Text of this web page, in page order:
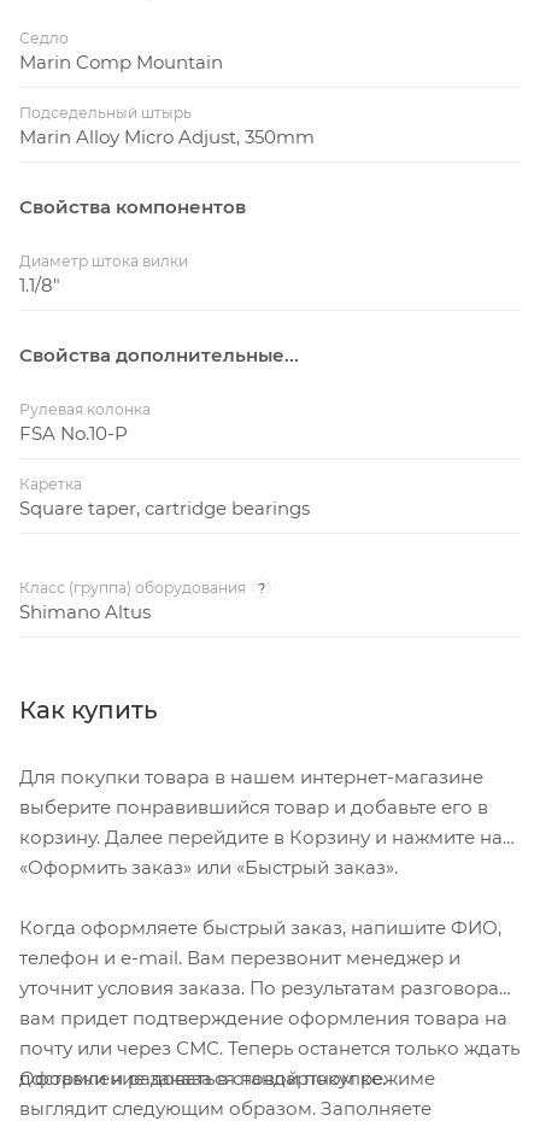
Седло
Marin Comp Mountain
Подседельный штырь
Marin Alloy Micro Adjust, 350mm
Свойства компонентов
Диаметр штока вилки
1.1/8"
Свойства дополнительные...
Рулевая колонка
FSA No.10-P
Каретка
Square taper, cartridge bearings
Класс (группа) оборудования ?
Shimano Altus
Как купить
Для покупки товара в нашем интернет-магазине
выберите понравившийся товар и добавьте его в
корзину. Далее перейдите в Корзину и нажмите на
«Оформить заказ» или «Быстрый заказ».
Когда оформляете быстрый заказ, напишите ФИО,
телефон и e-mail. Вам перезвонит менеджер и
уточнит условия заказа. По результатам разговора
вам придет подтверждение оформления товара на
почту или через СМС. Теперь останется только ждать
доставки и радоваться новой покупке.
Оформление заказа в стандартном режиме
выглядит следующим образом. Заполняете